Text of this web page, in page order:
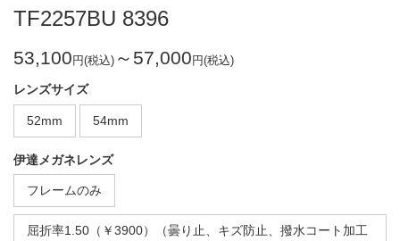
TF2257BU 8396
53,100 円(税込) ～57,000 円(税込)
レンズサイズ
52mm 54mm
伊達メガネレンズ
フレームのみ
屈折率1.50（￥3900）（曇り止、キズ防止、撥水コート加工